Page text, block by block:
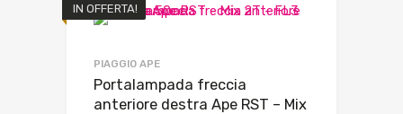
IN OFFERTA!
PIAGGIO APE
Portalampada freccia
anteriore destra Ape RST – Mix